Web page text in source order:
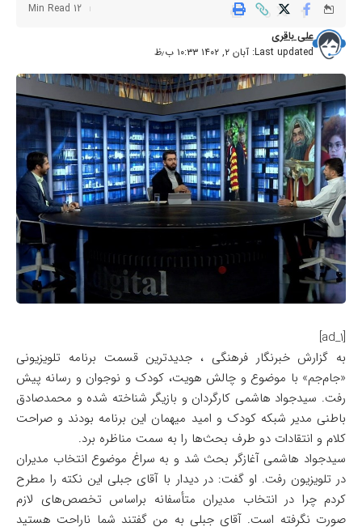
Last updated: آبان ۲, ۱۴۰۲ ۱۰:۳۳ ب٫ظ
علی باقری
12 Min Read
[ad_1]
به گزارش خبرنگار فرهنگی ، جدیدترین قسمت برنامه تلویزیونی
«جام‌جم» با موضوع و چالش هویت، کودک و نوجوان و رسانه پیش
رفت. سیدجواد هاشمی کارگردان و بازیگر شناخته شده و محمدصادق
باطنی مدیر شبکه کودک و امید میهمان این برنامه بودند و صراحت
کلام و انتقادات دو طرف بحث‌ها را به سمت مناظره برد.
سیدجواد هاشمی آغازگر بحث شد و به سراغ موضوع انتخاب مدیران
در تلویزیون رفت. او گفت: در دیدار با آقای جبلی این نکته را مطرح
کردم چرا در انتخاب مدیران متأسفانه براساس تخصص‌های لازم
صورت نگرفته است. آقای جبلی به من گفتند شما ناراحت هستید